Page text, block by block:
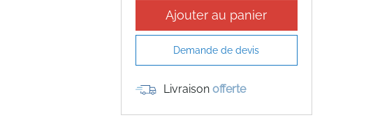
Ajouter au panier
Demande de devis
Livraison offerte